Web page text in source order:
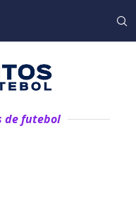
de futebol